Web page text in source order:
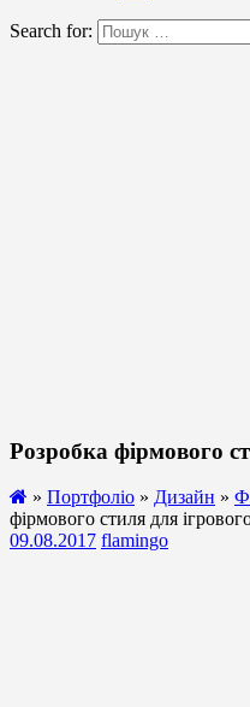
Search for:
Розробка фірмового
» Портфоліо » Дизайн »
фірмового стиля для
09.08.2017 flamingo